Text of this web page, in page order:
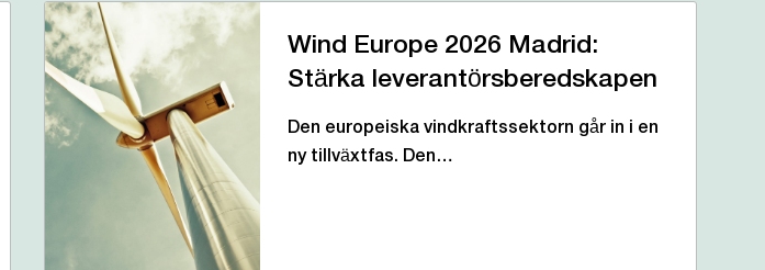
Wind Europe 2026 Madrid:
Stärka leverantörsberedskapen
Den europeiska vindkraftssektorn går in i en
ny tillväxtfas. Den…